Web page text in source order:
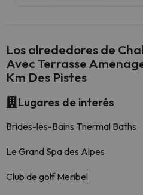
Los alrededores de
Avec Terrasse
Km Des Pistes
Lugares de interés
Brides-les-Bains Thermal Baths
Le Grand Spa des Alpes
Club de golf Meribel